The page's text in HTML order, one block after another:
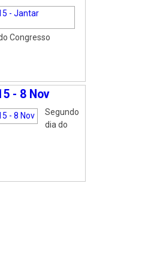
Congresso
- 8 Nov
Segundo
dia do